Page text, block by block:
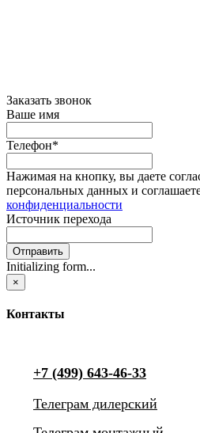
Заказать звонок
Ваше имя
Телефон*
Нажимая на кнопку, вы даете
персональных данных и
конфиденциальности
Источник перехода
Отправить
Initializing form...
×
Контакты
+7 (499) 643-46-33
Телеграм дилерский